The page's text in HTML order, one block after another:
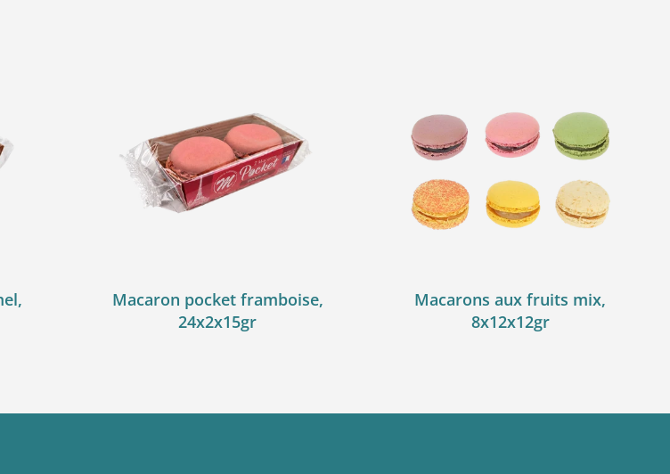
Macaron pocket framboise,
24x2x15gr
Macarons aux fruits mix,
8x12x12gr